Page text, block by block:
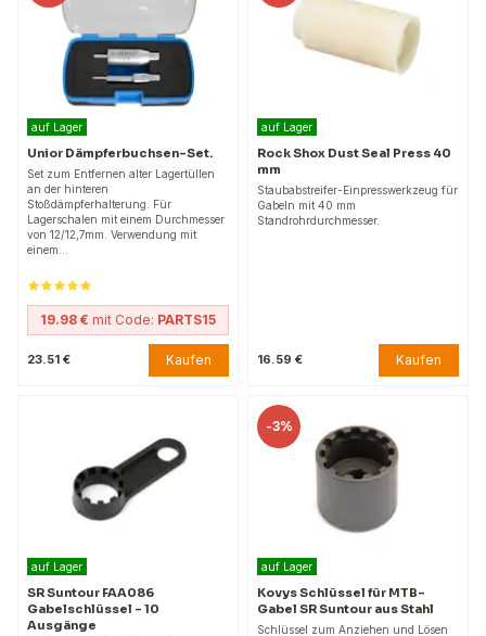
auf Lager
Unior Dämpferbuchsen-Set.
Set zum Entfernen alter Lagertüllen
an der hinteren
Stoßdämpferhalterung. Für
Lagerschalen mit einem Durchmesser
von 12/12,7mm. Verwendung mit
einem…
19.98 € mit Code: PARTS15
23.51 € Kaufen
auf Lager
Rock Shox Dust Seal Press 40
mm
Staubabstreifer-Einpresswerkzeug für
Gabeln mit 40 mm
Standrohrdurchmesser.
16.59 € Kaufen
auf Lager
SR Suntour FAA086
Gabelschlüssel - 10
Ausgänge
-3%
auf Lager
Kovys Schlüssel für MTB-
Gabel SR Suntour aus Stahl
Schlüssel zum Anziehen und Lösen